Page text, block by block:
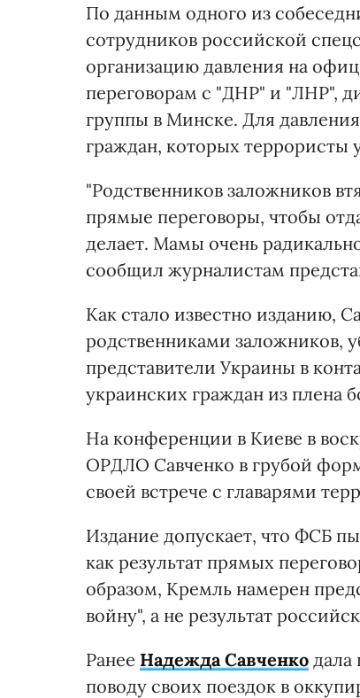
По данным одного из
сотрудников российской
организацию давления на
переговорам с "ДНР" и "ЛНР",
группы в Минске. Для
граждан, которых террористы
"Родственников заложников
прямые переговоры, чтобы
делает. Мамы очень
сообщил журналистам
Как стало известно изданию,
родственниками заложников,
представители Украины в
украинских граждан из плена
На конференции в Киеве в
ОРДЛО Савченко в грубой
своей встрече с главарями
Издание допускает, что ФСБ
как результат прямых
образом, Кремль намерен
войну", а не результат
Ранее Надежда Савченко дала
поводу своих поездок в